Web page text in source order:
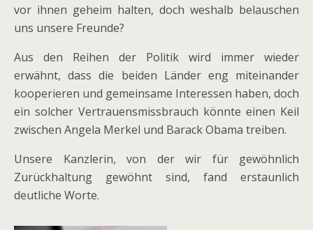
vor ihnen geheim halten, doch weshalb belauschen
uns unsere Freunde?
Aus den Reihen der Politik wird immer wieder
erwähnt, dass die beiden Länder eng miteinander
kooperieren und gemeinsame Interessen haben, doch
ein solcher Vertrauensmissbrauch könnte einen Keil
zwischen Angela Merkel und Barack Obama treiben.
Unsere Kanzlerin, von der wir für gewöhnlich
Zurückhaltung gewöhnt sind, fand erstaunlich
deutliche Worte.